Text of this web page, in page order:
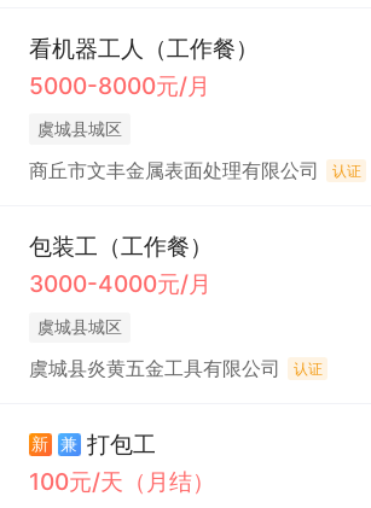
看机器工人（工作餐）
5000-8000元/月
虞城县城区
商丘市文丰金属表面处理有限公司 认证
包装工（工作餐）
3000-4000元/月
虞城县城区
虞城县炎黄五金工具有限公司 认证
新 兼 打包工
100元/天（月结）